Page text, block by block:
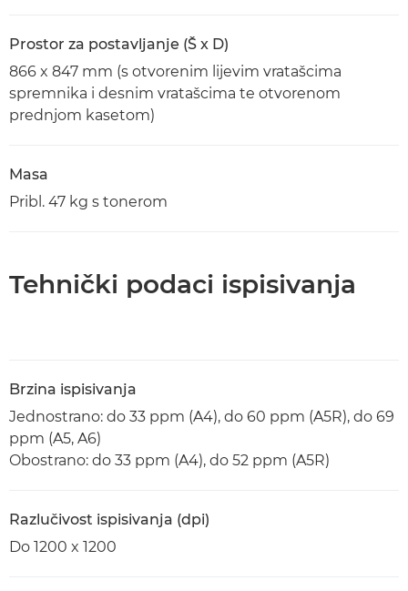
Prostor za postavljanje (Š x D)
866 x 847 mm (s otvorenim lijevim vratašcima
spremnika i desnim vratašcima te otvorenom
prednjom kasetom)
Masa
Pribl. 47 kg s tonerom
Tehnički podaci ispisivanja
Brzina ispisivanja
Jednostrano: do 33 ppm (A4), do 60 ppm (A5R), do 69
ppm (A5, A6)
Obostrano: do 33 ppm (A4), do 52 ppm (A5R)
Razlučivost ispisivanja (dpi)
Do 1200 x 1200